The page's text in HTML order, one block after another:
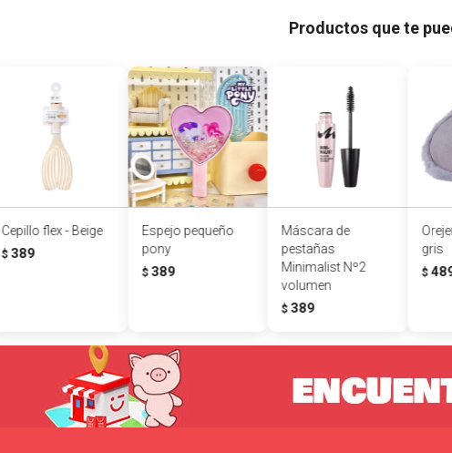
Productos que te
Cepillo flex - Beige
$ 389
Espejo pequeño
pony
$ 389
Máscara de
pestañas
Minimalist Nº2
volumen
$ 389
gris
$